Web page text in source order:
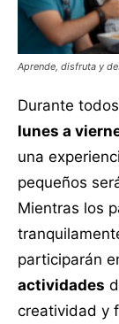
Aprende, disfruta y
Durante
lunes a
una
pequeños
Mientras los
participarán
actividades
creatividad y